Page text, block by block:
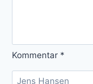
Kommentar *